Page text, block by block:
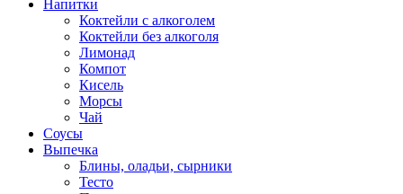
Напитки
Коктейли с алкоголем
Коктейли без алкоголя
Лимонад
Компот
Кисель
Морсы
Чай
Соусы
Выпечка
Блины, оладьи, сырники
Тесто